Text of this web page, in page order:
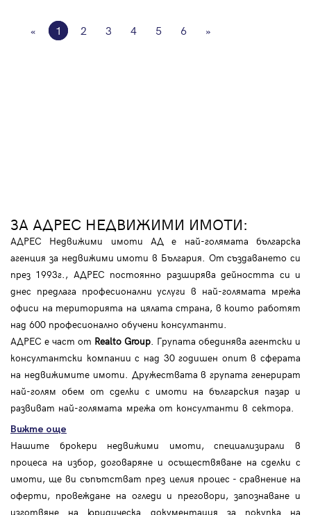
« 1 2 3 4 5 6 »
ЗА АДРЕС НЕДВИЖИМИ ИМОТИ:
АДРЕС Недвижими имоти АД е най-голямата българска
агенция за недвижими имоти в България. От създаването си
през 1993г., АДРЕС постоянно разширява дейността си и
днес предлага професионални услуги в най-голямата мрежа
офиси на територията на цялата страна, в които работят
над 600 професионално обучени консултанти.
АДРЕС е част от Realto Group. Групата обединява агентски и
консултантски компании с над 30 годишен опит в сферата
на недвижимите имоти. Дружествата в групата генерират
най-голям обем от сделки с имоти на българския пазар и
развиват най-голямата мрежа от консултанти в сектора.
Вижте още
Нашите брокери недвижими имоти, специализирали в
процеса на избор, договаряне и осъществяване на сделки с
имоти, ще ви съпътстват през целия процес - сравнение на
оферти, провеждане на огледи и преговори, запознаване и
изготвяне на юридическа документация за покупка на